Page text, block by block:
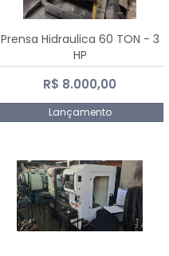
Prensa Hidraulica 60 TON - 3
HP
R$ 8.000,00
Lançamento